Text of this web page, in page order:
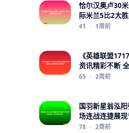
恰尔汉奥卢30
际米兰5比2大
力
41 · 1周前
《英雄联盟
资讯精彩不断
事同步更新》
65 · 2周前
国羽新星翁泓
场连战连捷展现
未来希望
78 · 2周前